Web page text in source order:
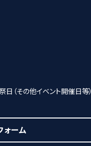
日 （その他イベント開催日等）
ォーム